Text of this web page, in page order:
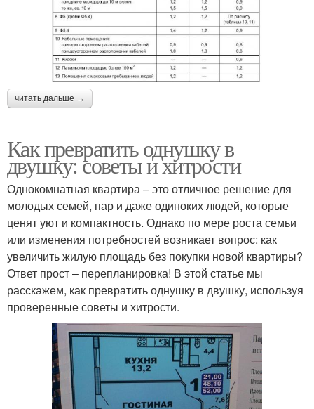
читать дальше →
Как превратить однушку в
двушку: советы и хитрости
Однокомнатная квартира – это отличное решение для
молодых семей, пар и даже одиноких людей, которые
ценят уют и компактность. Однако по мере роста семьи
или изменения потребностей возникает вопрос: как
увеличить жилую площадь без покупки новой квартиры?
Ответ прост – перепланировка! В этой статье мы
расскажем, как превратить однушку в двушку, используя
проверенные советы и хитрости.